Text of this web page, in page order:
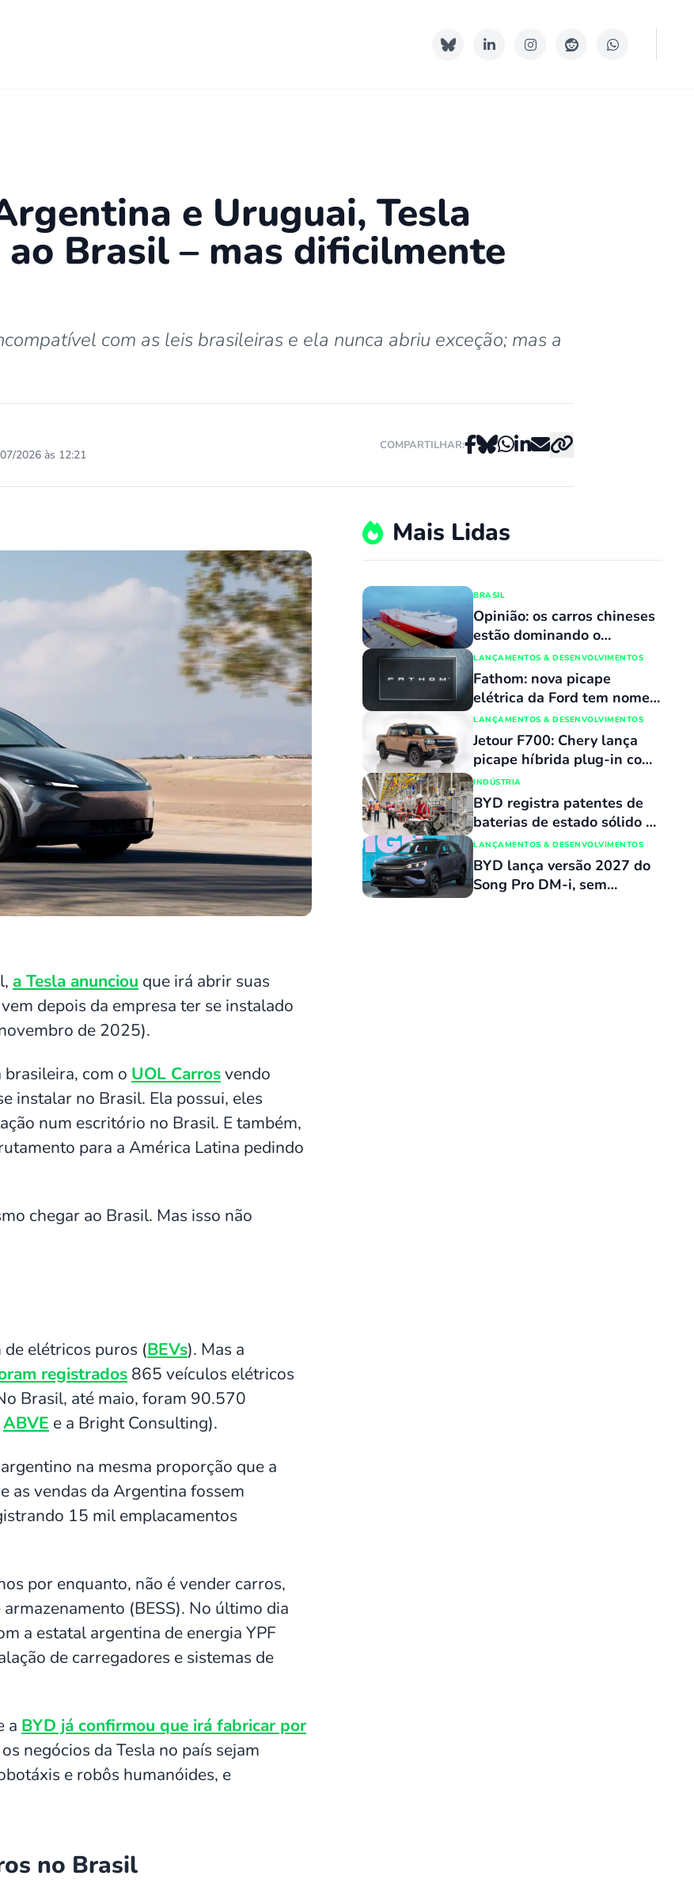
e Uruguai, Tesla
Brasil – mas dificilmente
com as leis brasileiras e ela nunca abriu exceção; mas a
2026 às 12:21
COMPARTILHAR:
a Tesla anunciou que irá abrir suas
depois da empresa ter se instalado
de 2025).
com o UOL Carrosvendo
instalar no Brasil. Ela possui, eles
num escritório no Brasil. E também,
para a América Latina pedindo
chegar ao Brasil. Mas isso não
elétricos puros (BEVs). Mas a
registrados 865 veículos elétricos
Brasil, até maio, foram 90.570
ABVE e a Bright Consulting).
na mesma proporção que a
as vendas da Argentina fossem
15 mil emplacamentos
por enquanto, não é vender carros,
(BESS). No último dia
a estatal argentina de energia YPF
de carregadores e sistemas de
a BYD já confirmou que irá fabricar por
negócios da Tesla no país sejam
e robôs humanóides, e
no Brasil
Mais Lidas
BRASIL
Opinião: os carros chineses
estão dominando o
mercado porque
simplesmente não têm
concorrentes
LANÇAMENTOS & DESENVOLVIMENTOS
Fathom: nova picape
elétrica da Ford tem nome
revelado e custará o mesmo
que uma Maverick
LANÇAMENTOS & DESENVOLVIMENTOS
Jetour F700: Chery lança
picape híbrida plug-in com
capacidade de atravessar
trechos alagados de até 90
cm
INDÚSTRIA
BYD registra patentes de
baterias de estado sólido e
mira produção para ano que
vem
LANÇAMENTOS & DESENVOLVIMENTOS
BYD lança versão 2027 do
Song Pro DM-i, sem